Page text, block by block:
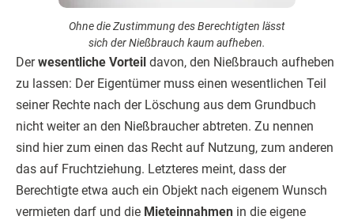
Ohne die Zustimmung des Berechtigten lässt
sich der Nießbrauch kaum aufheben.
Derwesentliche Vorteil davon, den Nießbrauch aufheben
zu lassen: Der Eigentümer muss einen wesentlichen Teil
seiner Rechte nach der Löschung aus dem Grundbuch
nicht weiter an den Nießbraucher abtreten. Zu nennen
sind hier zum einen das Recht auf Nutzung, zum anderen
das auf Fruchtziehung. Letzteres meint, dass der
Berechtigte etwa auch ein Objekt nach eigenem Wunsch
vermieten darf und die Mieteinnahmen in die eigene